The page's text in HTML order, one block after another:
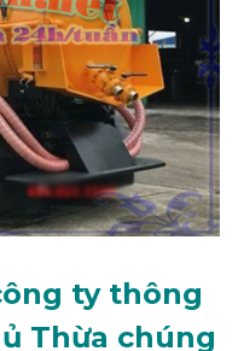
ty thông
Thừa chúng